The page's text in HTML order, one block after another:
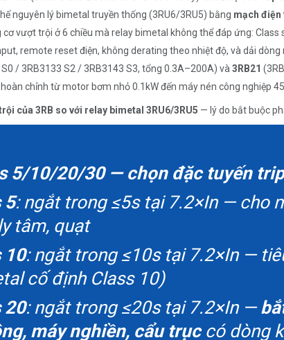
nguyên lý bimetal truyền thống (3RU6/3RU5) bằng mạch
cơ vượt trội ở 6 chiều mà relay bimetal không thể đáp ứng:
remote reset điện, không derating theo nhiệt độ, và dải dòng
/ 3RB3133 S2 / 3RB3143 S3, tổng 0.3A–200A) và 3RB21
chỉnh từ motor bơm nhỏ 0.1kW đến máy nén công nghiệp
của 3RB so với relay bimetal 3RU6/3RU5 — lý do bắt buộc
5/10/20/30 — chọn đặc tuyến
5: ngắt trong ≤5s tại 7.2×In — cho
tâm, quạt
10: ngắt trong ≤10s tại 7.2×In —
cố định Class 10)
20: ngắt trong ≤20s tại 7.2×In —
máy nghiền, cẩu trụccó dòng